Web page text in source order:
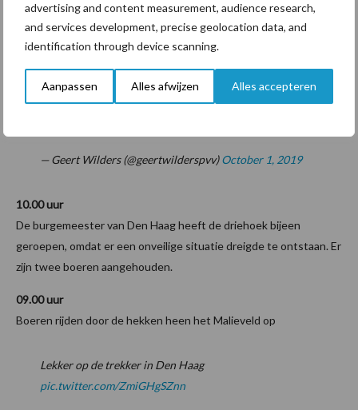
advertising and content measurement, audience research,
and services development, precise geolocation data, and
identification through device scanning.
Aanpassen Alles afwijzen Alles accepteren
boeren in actie komen" en trekkers rijden via het strand naar Den
PVV STEUNT ONZE BOEREN!#boerenprotest
— Geert Wilders (@geertwilderspvv)October 1, 2019
10.00 uur
De burgemeester van Den Haag heeft de driehoek bijeen
geroepen, omdat er een onveilige situatie dreigde te ontstaan. Er
zijn twee boeren aangehouden.
09.00 uur
Boeren rijden door de hekken heen het Malieveld op
Lekker op de trekker in Den Haag
pic.twitter.com/ZmiGHgSZnn